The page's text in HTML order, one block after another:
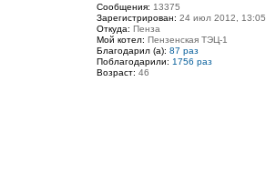
Сообщения: 13375
Зарегистрирован: 24 июл 2012, 13:05
Откуда: Пенза
Мой котел: Пензенская ТЭЦ-1
Благодарил (а): 87 раз
Поблагодарили: 1756 раз
Возраст: 46